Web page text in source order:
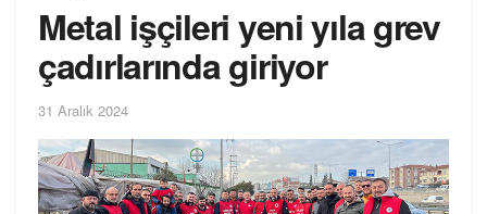
Metal işçileri yeni yıla grev
çadırlarında giriyor
31 Aralık 2024